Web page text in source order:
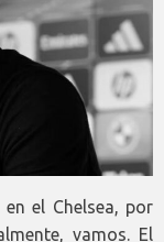
el Chelsea, por
vamos. El